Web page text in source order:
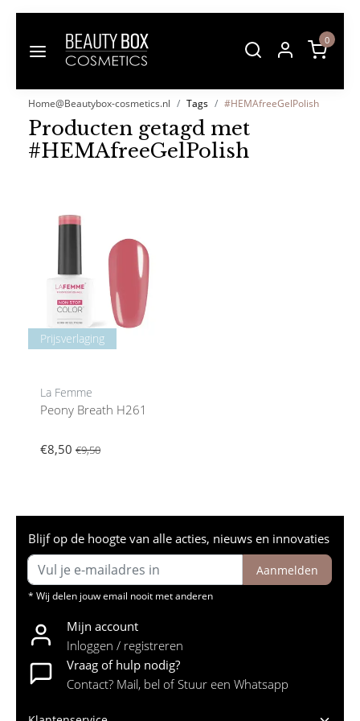
0
Home@Beautybox-cosmetics.nl Tags #HEMAfreeGelPolish
Producten getagd met
#HEMAfreeGelPolish
Prijsverlaging
La Femme
Peony Breath H261
€8,50 €9,50
Blijf op de hoogte van alle acties, nieuws en innovaties
Aanmelden
* Wij delen jouw email nooit met anderen
Mijn account
Inloggen / registreren
Vraag of hulp nodig?
Contact? Mail, bel of Stuur een Whatsapp